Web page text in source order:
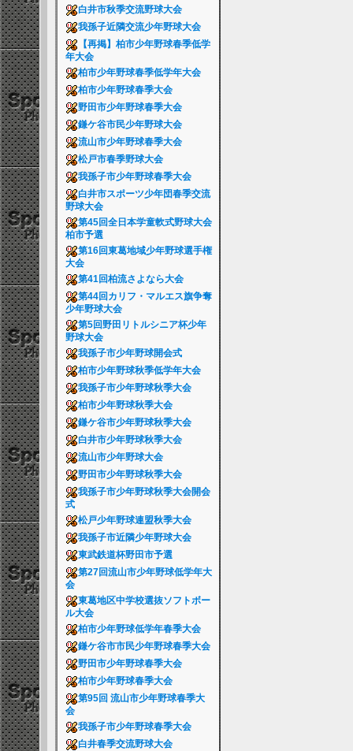
白井市秋季交流野球大会
我孫子近隣交流少年野球大会
【再掲】柏市少年野球春季低学
年大会
柏市少年野球春季低学年大会
柏市少年野球春季大会
野田市少年野球春季大会
鎌ケ谷市民少年野球大会
流山市少年野球春季大会
松戸市春季野球大会
我孫子市少年野球春季大会
白井市スポーツ少年団春季交流
野球大会
第45回全日本学童軟式野球大会
柏市予選
第16回東葛地域少年野球選手権
大会
第41回柏流さよなら大会
第44回カリフ・マルエス旗争奪
少年野球大会
第5回野田リトルシニア杯少年
野球大会
我孫子市少年野球開会式
柏市少年野球秋季低学年大会
我孫子市少年野球秋季大会
柏市少年野球秋季大会
鎌ケ谷市少年野球秋季大会
白井市少年野球秋季大会
流山市少年野球大会
野田市少年野球秋季大会
我孫子市少年野球秋季大会開会
式
松戸少年野球連盟秋季大会
我孫子市近隣少年野球大会
東武鉄道杯野田市予選
第27回流山市少年野球低学年大
会
東葛地区中学校選抜ソフトボー
ル大会
柏市少年野球低学年春季大会
鎌ケ谷市市民少年野球春季大会
野田市少年野球春季大会
柏市少年野球春季大会
第95回 流山市少年野球春季大
会
我孫子市少年野球春季大会
白井春季交流野球大会